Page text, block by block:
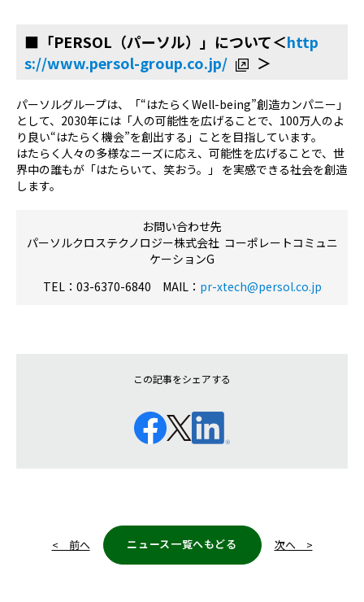
■「PERSOL（パーソル）」について＜http
s://www.persol-group.co.jp/
＞
パーソルグループは、「“はたらくWell-being”創造カンパニー」
として、2030年には「人の可能性を広げることで、100万人のよ
り良い“はたらく機会”を創出する」ことを目指しています。
はたらく人々の多様なニーズに応え、可能性を広げることで、世
界中の誰もが「はたらいて、笑おう。」 を実感できる社会を創造
します。
お問い合わせ先
パーソルクロステクノロジー株式会社 コーポレートコミュニ
ケーションG
TEL：03-6370-6840 MAIL： pr-xtech@persol.co.jp
この記事をシェアする
< 前へ ニュース一覧へもどる 次へ >